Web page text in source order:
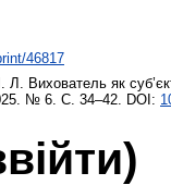
46817
Л.
Вихователь як
№ 6. С. 34–42. DOI: